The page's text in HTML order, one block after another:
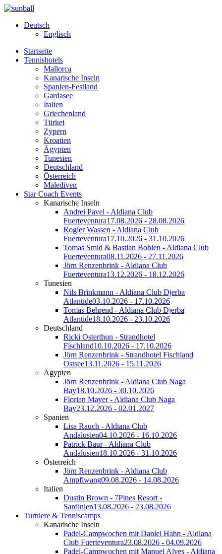
Deutsch
Englisch
Startseite
Tennishotels
Mallorca
Kanarische Inseln
Spanien-Festland
Gardasee
Italien
Griechenland
Türkei
Zypern
Kroatien
Ägypten
Tunesien
Deutschland
Österreich
Malediven
Star Coach Events
Kanarische Inseln
Andrei Pavel - Aldiana Club
Fuerteventura17.08.2026 - 28.08.2026
Rogier Wassen - Aldiana Club
Fuerteventura17.10.2026 - 31.10.2026
Tomas Smid & Bastian Bohlen - Aldiana Club
Fuerteventura08.11.2026 - 27.11.2026
Jörn Renzenbrink - Aldiana Club
Fuerteventura13.12.2026 - 18.12.2026
Tunesien
Nils Brinkmann - Aldiana Club Djerba
Atlantide03.10.2026 - 17.10.2026
Tomas Behrend - Aldiana Club Djerba
Atlantide18.10.2026 - 23.10.2026
Deutschland
Ricki Osterthun - Strandhotel
Fischland10.10.2026 - 17.10.2026
Jörn Renzenbrink - Strandhotel Fischland
Ostsee13.11.2026 - 15.11.2026
Ägypten
Jörn Renzenbrink - Aldiana Club Naga
Bay18.10.2026 - 30.10.2026
Florian Mayer - Aldiana Club Naga
Bay23.12.2026 - 02.01.2027
Spanien
Lisa Rauch - Aldiana Club
Andalusien04.10.2026 - 16.10.2026
Patrick Baur - Aldiana Club
Andalusien18.10.2026 - 31.10.2026
Österreich
Jörn Renzenbrink - Aldiana Club
Ampflwang09.08.2026 - 14.08.2026
Italien
Dustin Brown - 7Pines Resort -
Sardinien13.08.2026 - 23.08.2026
Turniere & Tenniscamps
Kanarische Inseln
Padel-Campwochen mit Daniel Hahn - Aldiana
Club Fuerteventura23.08.2026 - 04.09.2026
Padel-Campwochen mit Manuel Alves - Aldiana